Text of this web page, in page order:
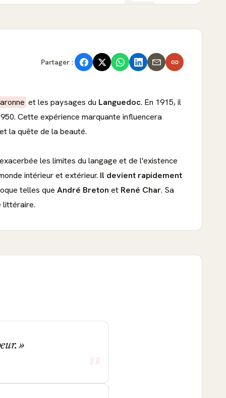
Partager :
et les paysages du Languedoc. En 1915, il
Cette expérience marquante influencera
la quête de la beauté.
les limites du langage et de l'existence
intérieur et extérieur. Il devient rapidement
telles que André Breton et René Char. Sa
littéraire.